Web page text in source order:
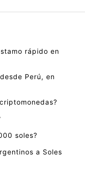
rápido en
Perú, en
soles?
a Soles